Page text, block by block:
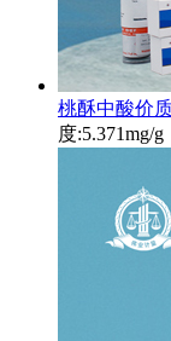
桃酥中酸价
度:5.371mg/g